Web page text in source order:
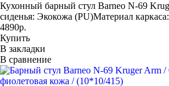
Кухонный барный стул Barneo N-69
сиденья: Экокожа (PU)Материал
4890р.
Купить
В закладки
В сравнение